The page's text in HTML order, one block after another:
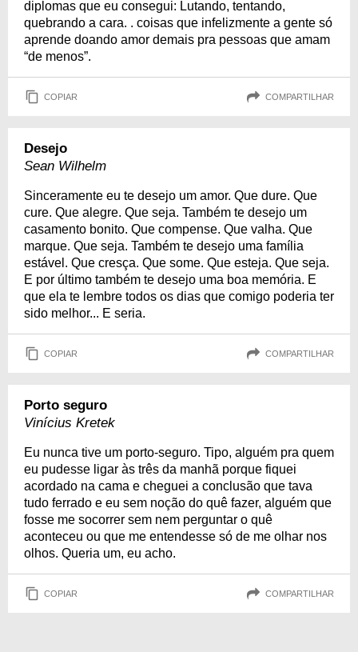
diplomas que eu consegui: Lutando, tentando,
quebrando a cara. . coisas que infelizmente a gente só
aprende doando amor demais pra pessoas que amam
“de menos”.
COPIAR COMPARTILHAR
Desejo
Sean Wilhelm
Sinceramente eu te desejo um amor. Que dure. Que
cure. Que alegre. Que seja. Também te desejo um
casamento bonito. Que compense. Que valha. Que
marque. Que seja. Também te desejo uma família
estável. Que cresça. Que some. Que esteja. Que seja.
E por último também te desejo uma boa memória. E
que ela te lembre todos os dias que comigo poderia ter
sido melhor... E seria.
COPIAR COMPARTILHAR
Porto seguro
Vinícius Kretek
Eu nunca tive um porto-seguro. Tipo, alguém pra quem
eu pudesse ligar às três da manhã porque fiquei
acordado na cama e cheguei a conclusão que tava
tudo ferrado e eu sem noção do quê fazer, alguém que
fosse me socorrer sem nem perguntar o quê
aconteceu ou que me entendesse só de me olhar nos
olhos. Queria um, eu acho.
COPIAR COMPARTILHAR